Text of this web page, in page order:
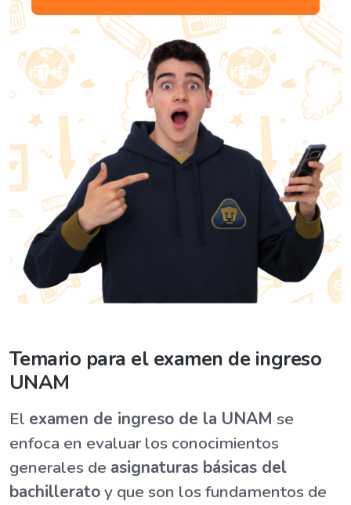
Temario para el examen de ingreso
UNAM
El examen de ingreso de la UNAM se
enfoca en evaluar los conocimientos
generales de asignaturas básicas del
bachilleratoy que son los fundamentos de